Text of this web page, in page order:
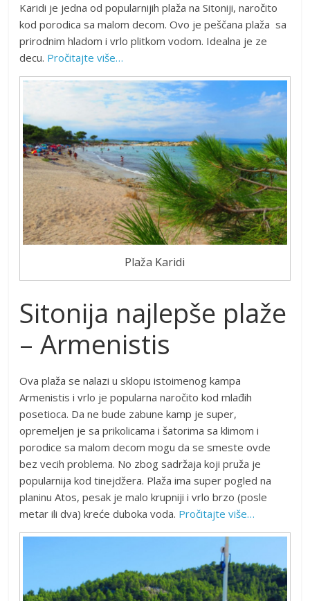
Karidi je jedna od popularnijih plaža na Sitoniji, naročito
kod porodica sa malom decom. Ovo je peščana plaža sa
prirodnim hladom i vrlo plitkom vodom. Idealna je ze
decu. Pročitajte više…
Plaža Karidi
Sitonija najlepše plaže
– Armenistis
Ova plaža se nalazi u sklopu istoimenog kampa
Armenistis i vrlo je popularna naročito kod mlađih
posetioca. Da ne bude zabune kamp je super,
opremeljen je sa prikolicama i šatorima sa klimom i
porodice sa malom decom mogu da se smeste ovde
bez vecih problema. No zbog sadržaja koji pruža je
popularnija kod tinejdžera. Plaža ima super pogled na
planinu Atos, pesak je malo krupniji i vrlo brzo (posle
metar ili dva) kreće duboka voda. Pročitajte više…